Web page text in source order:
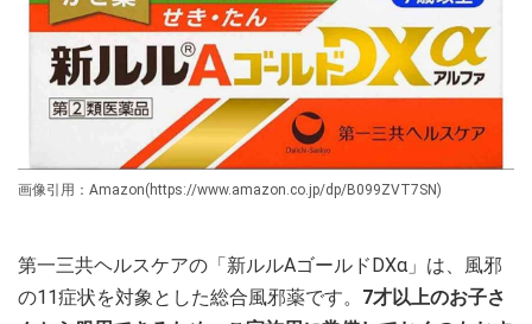
画像引用：Amazon(https://www.amazon.co.jp/dp/B099ZVT7SN)
第一三共ヘルスケアの「新ルルAゴールドDXα」は、風邪
の11症状を対象とした総合風邪薬です。 7才以上のお子さ